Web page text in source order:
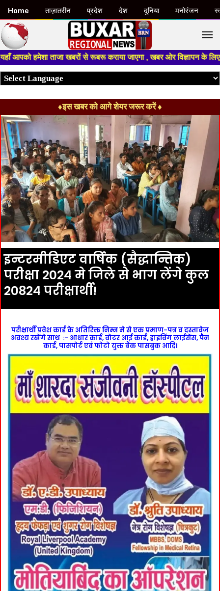
खबरों से रूबरू कराया जाएगा , खबर ओर विज्ञापन के लिए संपर्क करे +91
♦इस खबर को आगे शेयर जरूर करें ♦
इन्टरमीडिएट वार्षिक (सैद्धान्तिक)
परीक्षा 2024 मे जिले से भाग लेंगे कुल
20824 परीक्षार्थी!
परीक्षार्थी प्रवेश कार्ड के अतिरिक्त निम्न मे से एक प्रमाण-पत्र व दस्तावेज
अवश्य रखेंगे साथ :- आधार कार्ड, वोटर आई कार्ड, ड्राइविंग लाईसेंस, पैन
कार्ड, पासपोर्ट एवं फोटो युक्त बैंक पासबुक आदि।
Home ताज़ातरीन प्रदेश देश दुनिया मनोरंजन